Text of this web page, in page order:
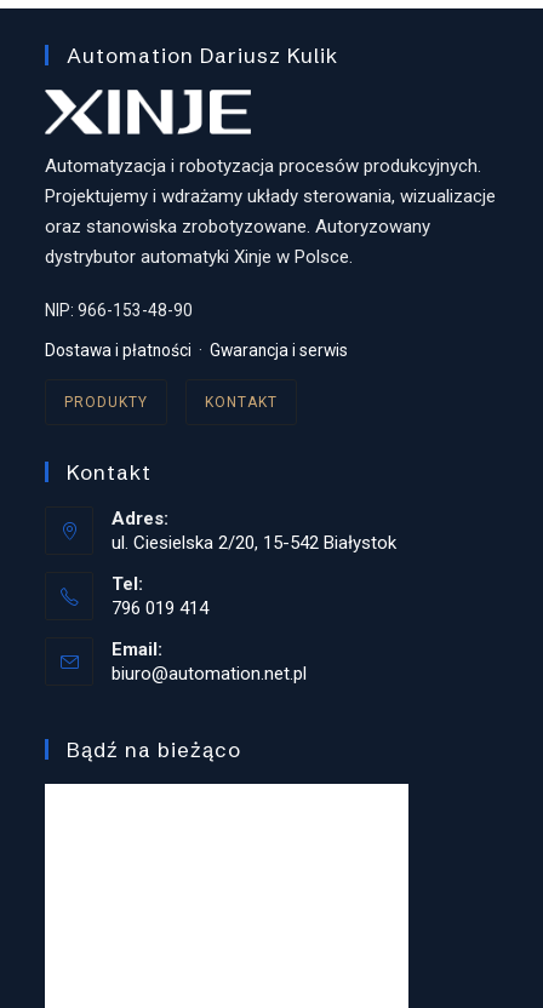
Automation Dariusz Kulik
Automatyzacja i robotyzacja procesów produkcyjnych.
Projektujemy i wdrażamy układy sterowania, wizualizacje
oraz stanowiska zrobotyzowane. Autoryzowany
dystrybutor automatyki Xinje w Polsce.
NIP: 966-153-48-90
Dostawa i płatności ·Gwarancja i serwis
PRODUKTY KONTAKT
Kontakt
Adres:
ul. Ciesielska 2/20, 15-542 Białystok
Tel:
796 019 414
in
Email:
biuro@automation.net.pl
Bądź na bieżąco